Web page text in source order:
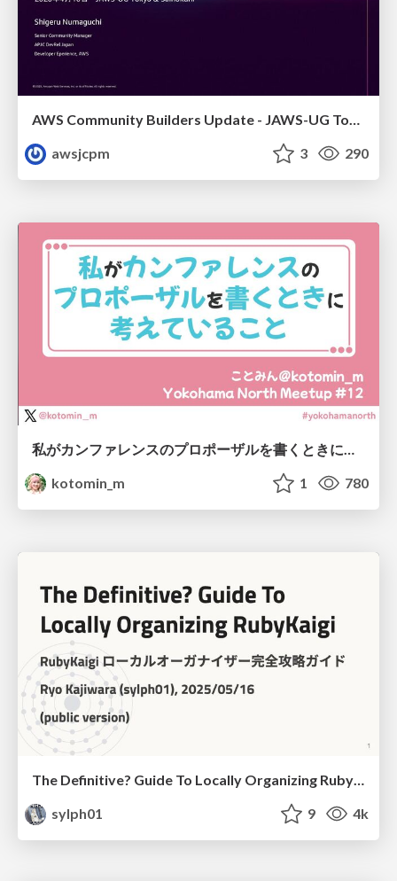
AWS Community Builders Update - JAWS-UG Tokyo and Sainokuni
awsjcpm
3 290
私がカンファレンスのプロポーザルを書くときに考えていること
kotomin_m
1 780
sylph01
9 4k